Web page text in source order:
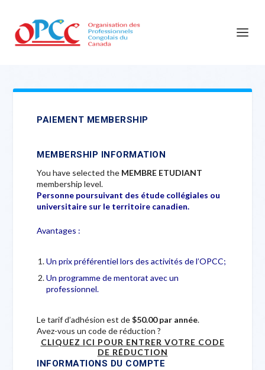
PAIEMENT MEMBERSHIP
MEMBERSHIP INFORMATION
You have selected the MEMBRE ETUDIANT
membership level.
Personne poursuivant des étude collégiales ou
universitaire sur le territoire canadien.
Avantages :
Un prix préférentiel lors des activités de l’OPCC;
Un programme de mentorat avec un
professionnel.
Le tarif d’adhésion est de$50.00 par année.
Avez-vous un code de réduction ?
CLIQUEZ ICI POUR ENTRER VOTRE CODE
DE RÉDUCTION
INFORMATIONS DU COMPTE